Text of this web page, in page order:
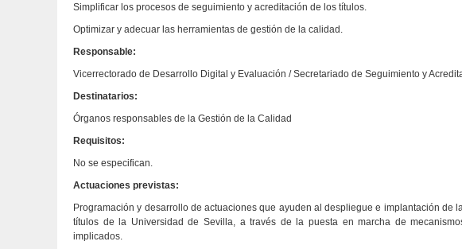
Simplificar los procesos de seguimiento y acreditación de los títulos.
Optimizar y adecuar las herramientas de gestión de la calidad.
Responsable:
Vicerrectorado de Desarrollo Digital y Evaluación / Secretariado de Seguimiento y
Destinatarios:
Órganos responsables de la Gestión de la Calidad
Requisitos:
No se especifican.
Actuaciones previstas:
Programación y desarrollo de actuaciones que ayuden al despliegue e implantación de
títulos de la Universidad de Sevilla, a través de la puesta en marcha de
implicados.